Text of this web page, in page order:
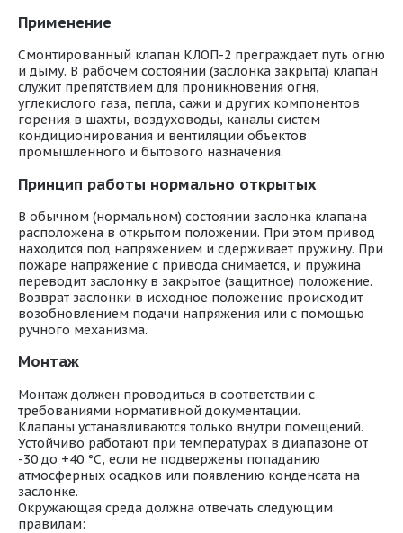
Применение
Смонтированный клапан КЛОП-2 преграждает путь огню
и дыму. В рабочем состоянии (заслонка закрыта) клапан
служит препятствием для проникновения огня,
углекислого газа, пепла, сажи и других компонентов
горения в шахты, воздуховоды, каналы систем
кондиционирования и вентиляции объектов
промышленного и бытового назначения.
Принцип работы нормально открытых
В обычном (нормальном) состоянии заслонка клапана
расположена в открытом положении. При этом привод
находится под напряжением и сдерживает пружину. При
пожаре напряжение с привода снимается, и пружина
переводит заслонку в закрытое (защитное) положение.
Возврат заслонки в исходное положение происходит
возобновлением подачи напряжения или с помощью
ручного механизма.
Монтаж
Монтаж должен проводиться в соответствии с
требованиями нормативной документации.
Клапаны устанавливаются только внутри помещений.
Устойчиво работают при температурах в диапазоне от
-30 до +40 °С, если не подвержены попаданию
атмосферных осадков или появлению конденсата на
заслонке.
Окружающая среда должна отвечать следующим
правилам: